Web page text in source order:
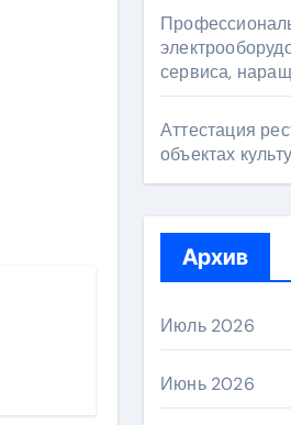
сервиса,
Аттестация
объектах
Архив
Июль 2026
Июнь 2026